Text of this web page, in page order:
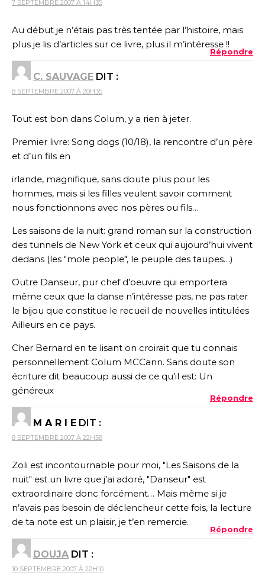
7 SEPTEMBRE 2007 À 14H35
Au début je n’étais pas très tentée par l’histoire, mais
plus je lis d’articles sur ce livre, plus il m’intéresse !!
Répondre
C. SAUVAGE DIT :
8 SEPTEMBRE 2007 À 20H35
Tout est bon dans Colum, y a rien à jeter.
Premier livre: Song dogs (10/18), la rencontre d’un père
et d’un fils en
irlande, magnifique, sans doute plus pour les
hommes, mais si les filles veulent savoir comment
nous fonctionnons avec nos pères ou fils…
Les saisons de la nuit: grand roman sur la construction
des tunnels de New York et ceux qui aujourd’hui vivent
dedans (les "mole people", le peuple des taupes…)
Outre Danseur, pur chef d’oeuvre qui emportera
même ceux que la danse n’intéresse pas, ne pas rater
le bijou que constitue le recueil de nouvelles intitulées
Ailleurs en ce pays.
Cher Bernard en te lisant on croirait que tu connais
personnellement Colum MCCann. Sans doute son
écriture dit beaucoup aussi de ce qu’il est: Un
généreux
Répondre
M A R I E DIT :
8 SEPTEMBRE 2007 À 22H58
Zoli est incontournable pour moi, "Les Saisons de la
nuit" est un livre que j’ai adoré, "Danseur" est
extraordinaire donc forcément… Mais même si je
n’avais pas besoin de déclencheur cette fois, la lecture
de ta note est un plaisir, je t’en remercie.
Répondre
DOUJA DIT :
10 SEPTEMBRE 2007 À 22H10